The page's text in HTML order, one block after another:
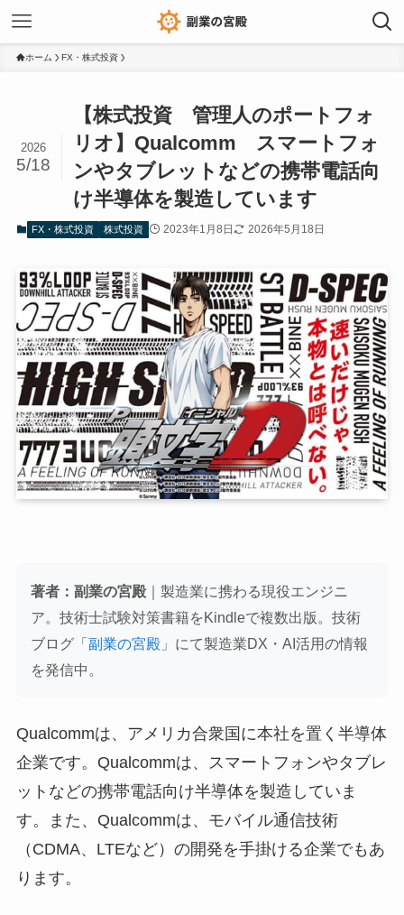
ホーム FX・株式投資
【株式投資 管理人のポートフォ
リオ】Qualcomm スマートフォ
ンやタブレットなどの携帯電話向
け半導体を製造しています
2026
5/18
FX・株式投資 株式投資 2023年1月8日 2026年5月18日
著者：副業の宮殿｜製造業に携わる現役エンジニ
ア。技術士試験対策書籍をKindleで複数出版。技術
ブログ「副業の宮殿 」にて製造業DX・AI活用の情報
を発信中。
Qualcommは、アメリカ合衆国に本社を置く半導体
企業です。Qualcommは、スマートフォンやタブレ
ットなどの携帯電話向け半導体を製造していま
す。また、Qualcommは、モバイル通信技術
（CDMA、LTEなど）の開発を手掛ける企業でもあ
ります。